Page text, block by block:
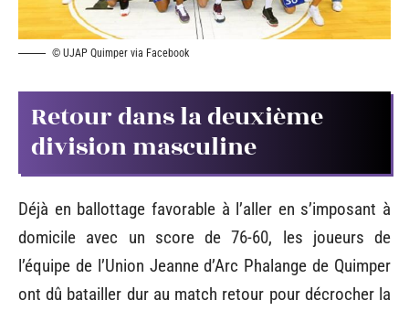
© UJAP Quimper via Facebook
Retour dans la deuxième
division masculine
Déjà en ballottage favorable à l’aller en s’imposant à
domicile avec un score de 76-60, les joueurs de
l’équipe de l’Union Jeanne d’Arc Phalange de Quimper
ont dû batailler dur au match retour pour décrocher la